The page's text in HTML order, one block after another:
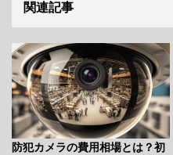
関連記事
防犯カメラの費用相場とは？初